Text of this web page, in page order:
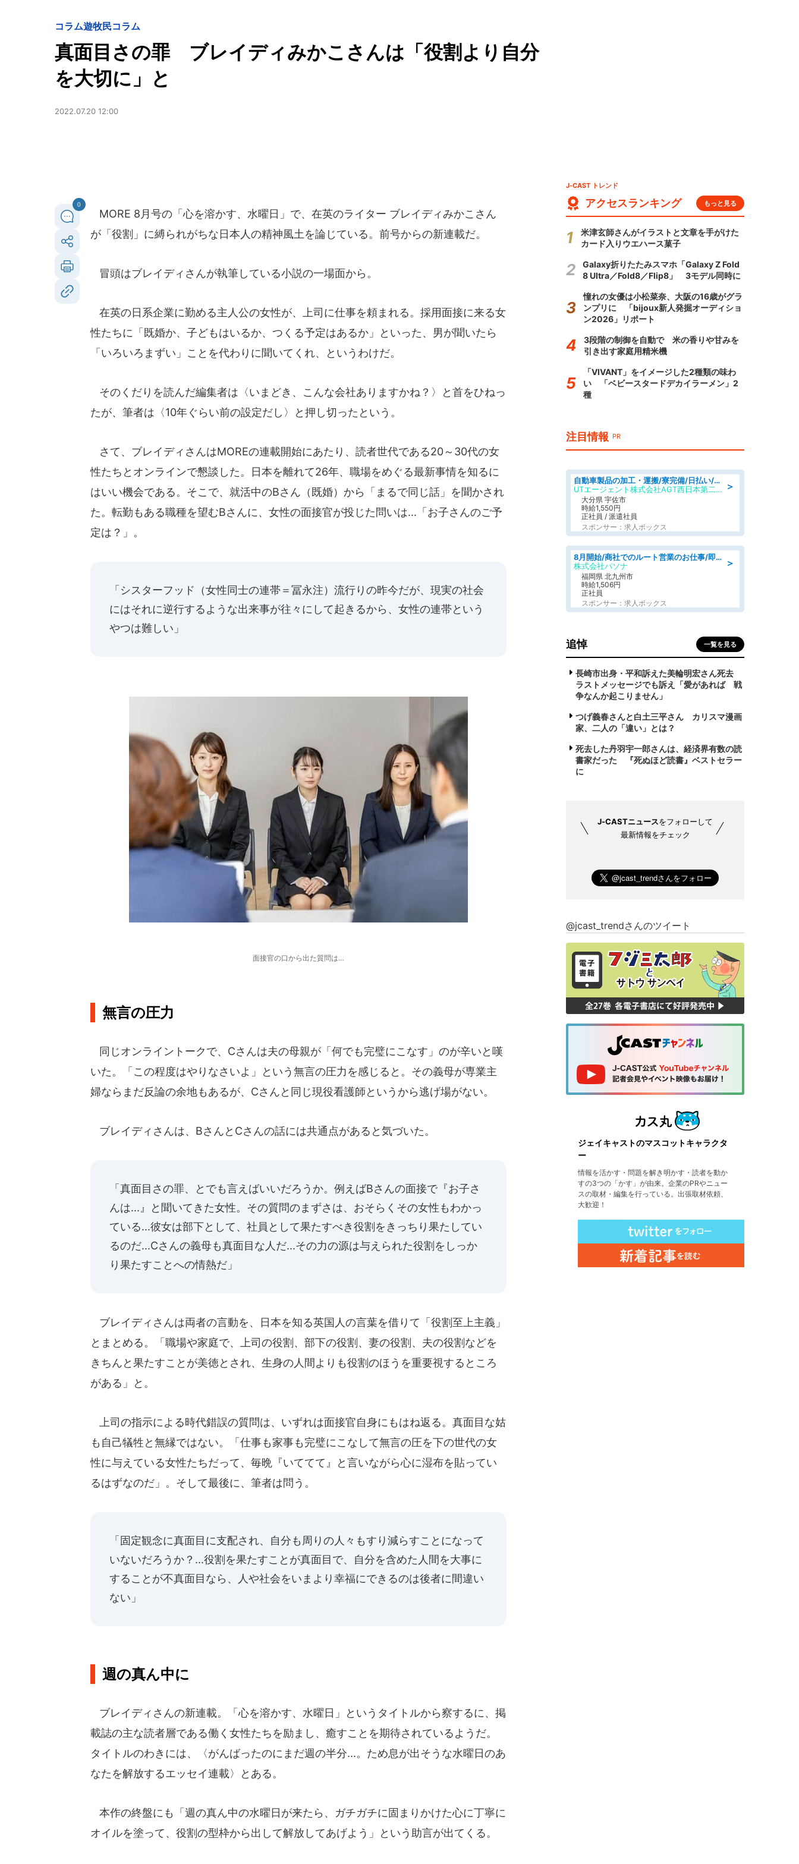
コラム遊牧民コラム
真面目さの罪 ブレイディみかこさんは「役割より自分
を大切に」と
2022.07.20 12:00
0
MORE 8月号の「心を溶かす、水曜日」で、在英のライター ブレイディみかこさん
が「役割」に縛られがちな日本人の精神風土を論じている。前号からの新連載だ。
冒頭はブレイディさんが執筆している小説の一場面から。
在英の日系企業に勤める主人公の女性が、上司に仕事を頼まれる。採用面接に来る女
性たちに「既婚か、子どもはいるか、つくる予定はあるか」といった、男が聞いたら
「いろいろまずい」ことを代わりに聞いてくれ、というわけだ。
そのくだりを読んだ編集者は〈いまどき、こんな会社ありますかね？〉と首をひねっ
たが、筆者は〈10年ぐらい前の設定だし〉と押し切ったという。
さて、ブレイディさんはMOREの連載開始にあたり、読者世代である20～30代の女
性たちとオンラインで懇談した。日本を離れて26年、職場をめぐる最新事情を知るに
はいい機会である。そこで、就活中のBさん（既婚）から「まるで同じ話」を聞かされ
た。転勤もある職種を望むBさんに、女性の面接官が投じた問いは...「お子さんのご予
定は？」。
「シスターフッド（女性同士の連帯＝冨永注）流行りの昨今だが、現実の社会
にはそれに逆行するような出来事が往々にして起きるから、女性の連帯という
やつは難しい」
面接官の口から出た質問は…
無言の圧力
同じオンライントークで、Cさんは夫の母親が「何でも完璧にこなす」のが辛いと嘆
いた。「この程度はやりなさいよ」という無言の圧力を感じると。その義母が専業主
婦ならまだ反論の余地もあるが、Cさんと同じ現役看護師というから逃げ場がない。
ブレイディさんは、BさんとCさんの話には共通点があると気づいた。
「真面目さの罪、とでも言えばいいだろうか。例えばBさんの面接で『お子さ
んは...』と聞いてきた女性。その質問のまずさは、おそらくその女性もわかっ
ている...彼女は部下として、社員として果たすべき役割をきっちり果たしてい
るのだ...Cさんの義母も真面目な人だ...その力の源は与えられた役割をしっか
り果たすことへの情熱だ」
ブレイディさんは両者の言動を、日本を知る英国人の言葉を借りて「役割至上主義」
とまとめる。「職場や家庭で、上司の役割、部下の役割、妻の役割、夫の役割などを
きちんと果たすことが美徳とされ、生身の人間よりも役割のほうを重要視するところ
がある」と。
上司の指示による時代錯誤の質問は、いずれは面接官自身にもはね返る。真面目な姑
も自己犠牲と無縁ではない。「仕事も家事も完璧にこなして無言の圧を下の世代の女
性に与えている女性たちだって、毎晩『いててて』と言いながら心に湿布を貼ってい
るはずなのだ」。そして最後に、筆者は問う。
「固定観念に真面目に支配され、自分も周りの人々もすり減らすことになって
いないだろうか？...役割を果たすことが真面目で、自分を含めた人間を大事に
することが不真面目なら、人や社会をいまより幸福にできるのは後者に間違い
ない」
週の真ん中に
ブレイディさんの新連載。「心を溶かす、水曜日」というタイトルから察するに、掲
載誌の主な読者層である働く女性たちを励まし、癒すことを期待されているようだ。
タイトルのわきには、〈がんばったのにまだ週の半分...。ため息が出そうな水曜日のあ
なたを解放するエッセイ連載〉とある。
本作の終盤にも「週の真ん中の水曜日が来たら、ガチガチに固まりかけた心に丁寧に
オイルを塗って、役割の型枠から出して解放してあげよう」という助言が出てくる。
J-CAST トレンド
アクセスランキング もっと見る
米津玄師さんがイラストと文章を手がけた
カード入りウエハース菓子
Galaxy折りたたみスマホ「Galaxy Z Fold
8 Ultra／Fold8／Flip8」 3モデル同時に
憧れの女優は小松菜奈、大阪の16歳がグラ
ンプリに 「bijoux新人発掘オーディショ
ン2026」リポート
3段階の制御を自動で 米の香りや甘みを
引き出す家庭用精米機
「VIVANT」をイメージした2種類の味わ
い 「ベビースタードデカイラーメン」2
種
注目情報 PR
＞
自動車製品の加工・運搬/寮完備/日払い/工場・製造
UTエージェント株式会社AGT西日本第二CU
大分県 宇佐市
時給1,550円
正社員 / 派遣社員
スポンサー：求人ボックス
＞
8月開始/商社でのルート営業のお仕事/即日勤務可/車通勤可/営業
株式会社パソナ
福岡県 北九州市
時給1,506円
正社員
スポンサー：求人ボックス
追悼 一覧を見る
長崎市出身・平和訴えた美輪明宏さん死去
ラストメッセージでも訴え「愛があれば 戦
争なんか起こりません」
つげ義春さんと白土三平さん カリスマ漫画
家、二人の「違い」とは？
死去した丹羽宇一郎さんは、経済界有数の読
書家だった 『死ぬほど読書』ベストセラー
に
J-CASTニュースをフォローして
最新情報をチェック
@jcast_trendさんのツイート
ジェイキャストのマスコットキャラクタ
ー
情報を活かす・問題を解き明かす・読者を動か
すの3つの「かす」が由来。企業のPRやニュー
スの取材・編集を行っている。出張取材依頼、
大歓迎！